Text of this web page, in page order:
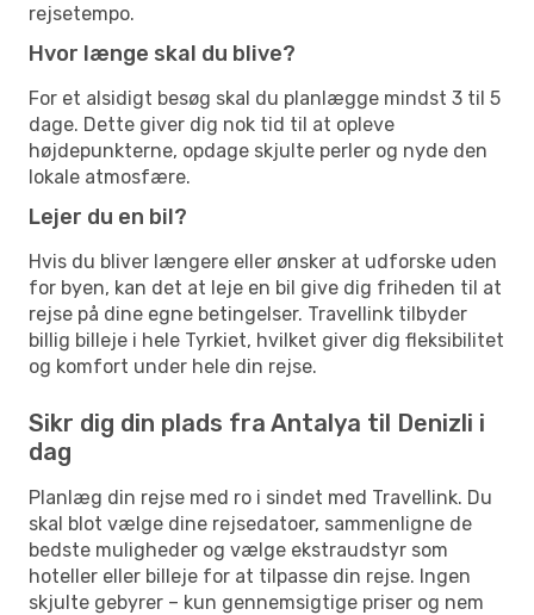
rejsetempo.
Hvor længe skal du blive?
For et alsidigt besøg skal du planlægge mindst 3 til 5
dage. Dette giver dig nok tid til at opleve
højdepunkterne, opdage skjulte perler og nyde den
lokale atmosfære.
Lejer du en bil?
Hvis du bliver længere eller ønsker at udforske uden
for byen, kan det at leje en bil give dig friheden til at
rejse på dine egne betingelser. Travellink tilbyder
billig billeje i hele Tyrkiet, hvilket giver dig fleksibilitet
og komfort under hele din rejse.
Sikr dig din plads fra Antalya til Denizli i
dag
Planlæg din rejse med ro i sindet med Travellink. Du
skal blot vælge dine rejsedatoer, sammenligne de
bedste muligheder og vælge ekstraudstyr som
hoteller eller billeje for at tilpasse din rejse. Ingen
skjulte gebyrer – kun gennemsigtige priser og nem